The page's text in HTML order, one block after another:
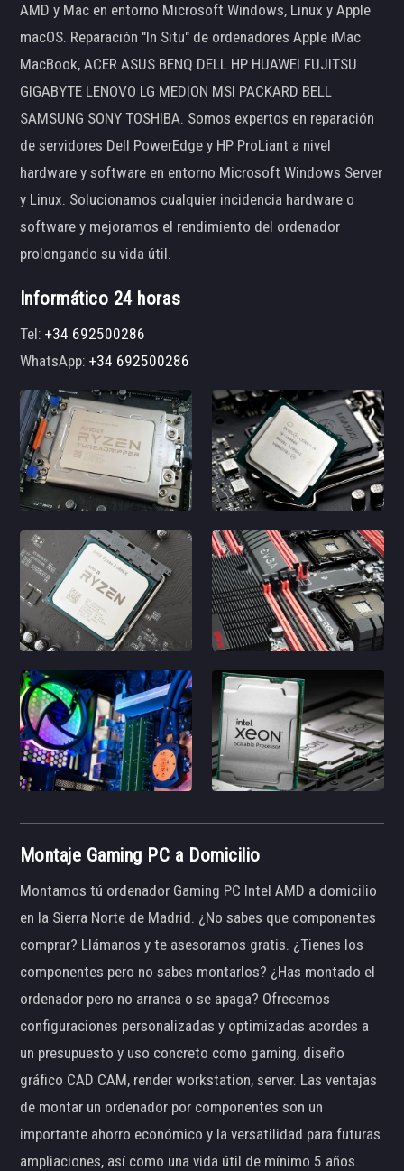
AMD y Mac en entorno Microsoft Windows, Linux y Apple
macOS. Reparación "In Situ" de ordenadores Apple iMac
MacBook, ACER ASUS BENQ DELL HP HUAWEI FUJITSU
GIGABYTE LENOVO LG MEDION MSI PACKARD BELL
SAMSUNG SONY TOSHIBA. Somos expertos en reparación
de servidores Dell PowerEdge y HP ProLiant a nivel
hardware y software en entorno Microsoft Windows Server
y Linux. Solucionamos cualquier incidencia hardware o
software y mejoramos el rendimiento del ordenador
prolongando su vida útil.
Informático 24 horas
Tel:+34 692500286
WhatsApp:+34 692500286
Montaje Gaming PC a Domicilio
Montamos tú ordenador Gaming PC Intel AMD a domicilio
en la Sierra Norte de Madrid. ¿No sabes que componentes
comprar? Llámanos y te asesoramos gratis. ¿Tienes los
componentes pero no sabes montarlos? ¿Has montado el
ordenador pero no arranca o se apaga? Ofrecemos
configuraciones personalizadas y optimizadas acordes a
un presupuesto y uso concreto como gaming, diseño
gráfico CAD CAM, render workstation, server. Las ventajas
de montar un ordenador por componentes son un
importante ahorro económico y la versatilidad para futuras
ampliaciones, así como una vida útil de mínimo 5 años.